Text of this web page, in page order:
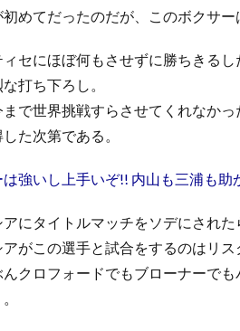
めてだったのだが、このボクサー
ィセにほぼ何もさせずに勝ちきる
打ち下ろし。
まで世界挑戦すらさせてくれなか
た次第である。
は強いし上手いぞ!! 内山も三浦も助
にタイトルマッチをソデにされ
がこの選手と試合をするのはリ
クロフォードでもブローナーで